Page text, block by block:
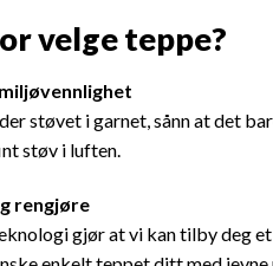
velge teppe?
støvet i garnet, sånn at det
støv i luften.
gjør at vi kan tilby deg